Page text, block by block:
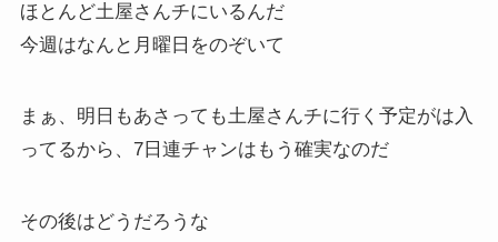
ほとんど土屋さんチにいるんだ
今週はなんと月曜日をのぞいて
まぁ、明日もあさっても土屋さんチに行く予定がは入
ってるから、7日連チャンはもう確実なのだ
その後はどうだろうな